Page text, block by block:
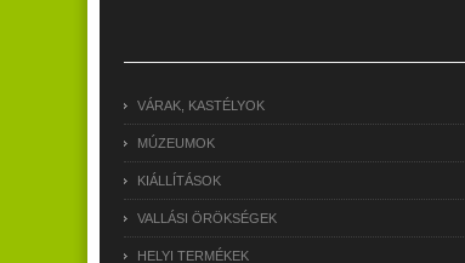
VÁRAK, KASTÉLYOK
MÚZEUMOK
KIÁLLÍTÁSOK
VALLÁSI ÖRÖKSÉGEK
HELYI TERMÉKEK